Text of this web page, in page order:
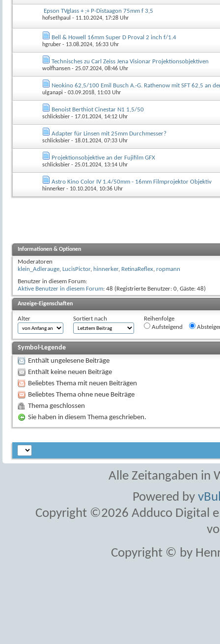
Epson TVglass + ;+ P-Distaagon 75mm f 3,5
hofsethpaul - 11.10.2024, 17:28 Uhr
Bell & Howell 16mm Super D Proval 2 inch f/1.4
hgruber - 13.08.2024, 16:33 Uhr
Technisches zu Carl Zeiss Jena Visionar Projektionsobjektiven
wolfhansen - 25.07.2024, 08:46 Uhr
Neokino 62,5/100 Emil Busch A.-G. Rathenow mit SFT 62,5 an
ulganapi - 03.09.2018, 11:03 Uhr
Benoist Berthiot Cinestar N1 1,5/50
schlicksbier - 17.01.2024, 14:12 Uhr
Adapter für Linsen mit 25mm Durchmesser?
schlicksbier - 18.01.2024, 07:33 Uhr
Projektionsobjektive an der Fujifilm GFX
schlicksbier - 25.01.2024, 13:14 Uhr
Astro Kino Color IV 1.4/50mm - 16mm Filmprojektor Objektiv
hinnerker - 10.10.2014, 10:36 Uhr
Informationen & Optionen
Moderatoren
klein_Adlerauge, LucisPictor, hinnerker, RetinaReflex, ropmann
Benutzer in diesem Forum:
Aktive Benutzer in diesem Forum: 48 (Registrierte Benutzer: 0, Gäste: 48)
Anzeige-Eigenschaften
Alter Sortiert nach
Reihenfolge
Aufsteigend
Symbol-Legende
Enthält ungelesene Beiträge
Enthält keine neuen Beiträge
Beliebtes Thema mit neuen Beiträgen
Beliebtes Thema ohne neue Beiträge
Thema geschlossen
Sie haben in diesem Thema geschrieben.
Alle Zeitangaben in
Powered by
Copyright ©2026 Adduco Digital
Copyright © by